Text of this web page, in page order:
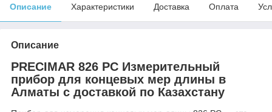
Описание Характеристики Доставка Оплата
Описание
PRECIMAR 826 PC Измерительный
прибор для концевых мер длины в
Алматы с доставкой по Казахстану